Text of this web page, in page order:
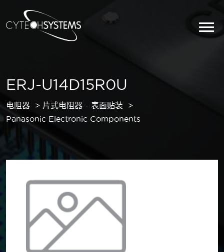
ERJ-U14D15R0U
电阻器
片式电阻器 - 表面贴装
Panasonic Electronic Components